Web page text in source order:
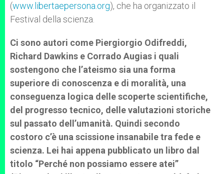
(www.libertaepersona.org), che ha organizzato il
Festival della scienza.
Ci sono autori come Piergiorgio Odifreddi,
Richard Dawkins e Corrado Augias i quali
sostengono che l’ateismo sia una forma
superiore di conoscenza e di moralità, una
conseguenza logica delle scoperte scientifiche,
del progresso tecnico, delle valutazioni storiche
sul passato dell’umanità. Quindi secondo
costoro c’è una scissione insanabile tra fede e
scienza. Lei hai appena pubblicato un libro dal
titolo “Perché non possiamo essere atei”